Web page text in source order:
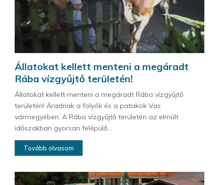
Állatokat kellett menteni a megáradt
Rába vízgyűjtő területén!
Állatokat kellett menteni a megáradt Rába vízgyűjtő
területén! Áradnak a folyók és a patakok Vas
vármegyében. A Rába vízgyűjtő területén az elmúlt
időszakban gyorsan felépülő...
Tovább olvasom